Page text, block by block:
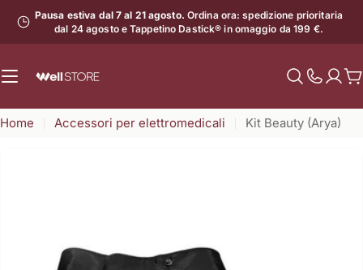
contenuto
Pausa estiva dal 7 al 21 agosto. Ordina ora: spedizione prioritaria
dal 24 agosto e Tappetino Dastick® in omaggio da 199 €.
il
numero
Home Accessori per elettromedicali Kit Beauty (Arya)